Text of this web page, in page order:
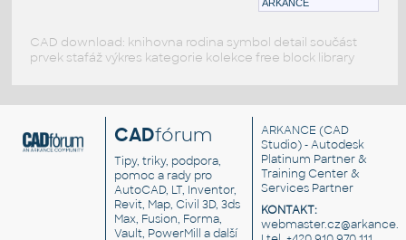
ARKANCE
CAD download: knihovna rodina symbol detail součást
prvek stafáž výkres kategorie kolekce free block library
CADfórum
Tipy, triky, podpora,
pomoc a rady pro
AutoCAD, LT, Inventor,
Revit, Map, Civil 3D, 3ds
Max, Fusion, Forma,
Vault, PowerMill a další
ARKANCE (CAD
Studio) - Autodesk
Platinum Partner &
Training Center &
Services Partner
KONTAKT: